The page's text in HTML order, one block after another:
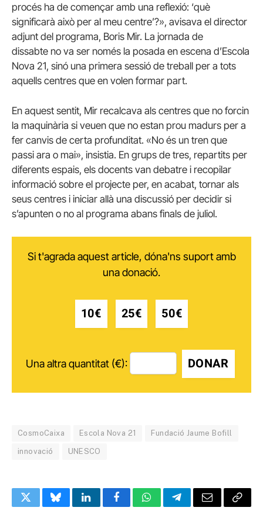
procés ha de començar amb una reflexió: ‘què
significarà això per al meu centre’?», avisava el director
adjunt del programa, Boris Mir. La jornada de
dissabte no va ser només la posada en escena d’Escola
Nova 21, sinó una primera sessió de treball per a tots
aquells centres que en volen formar part.
En aquest sentit, Mir recalcava als centres que no forcin
la maquinària si veuen que no estan prou madurs per a
fer canvis de certa profunditat. «No és un tren que
passi ara o mai», insistia. En grups de tres, repartits per
diferents espais, els docents van debatre i recopilar
informació sobre el projecte per, en acabat, tornar als
seus centres i iniciar allà una discussió per decidir si
s’apunten o no al programa abans finals de juliol.
Si t'agrada aquest article, dóna'ns suport amb
una donació.
10€ 25€ 50€
Una altra quantitat (€): DONAR
CosmoCaixa Escola Nova 21 Fundació Jaume Bofill
innovació UNESCO
TwitterBlueskyLinkedInFacebookWhatsAppTelegramEmail Copy